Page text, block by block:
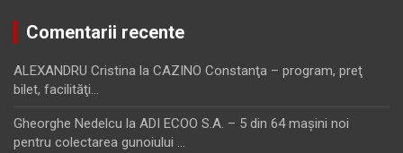
Comentarii recente
ALEXANDRU Cristina la CAZINO Constanţa – program, preţ
bilet, facilităţi…
Gheorghe Nedelcu la ADI ECOO S.A. – 5 din 64 maşini noi
pentru colectarea gunoiului …